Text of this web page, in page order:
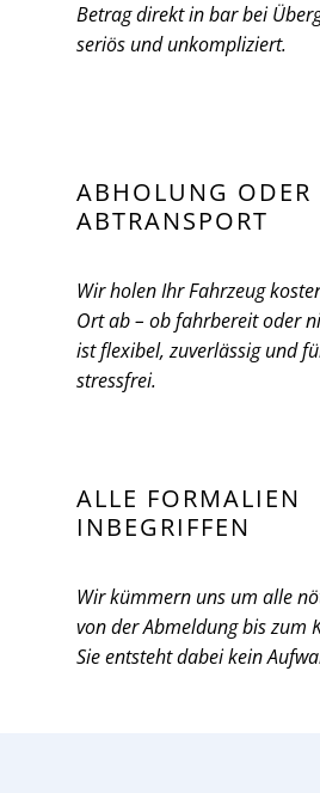
Betrag direkt in bar bei
seriös und unkompliziert.
ABHOLUNG ODER
ABTRANSPORT
Wir holen Ihr Fahrzeug
Ort ab – ob fahrbereit oder
ist flexibel, zuverlässig und
stressfrei.
ALLE FORMALIEN
INBEGRIFFEN
Wir kümmern uns um alle
von der Abmeldung bis zum
Sie entsteht dabei kein